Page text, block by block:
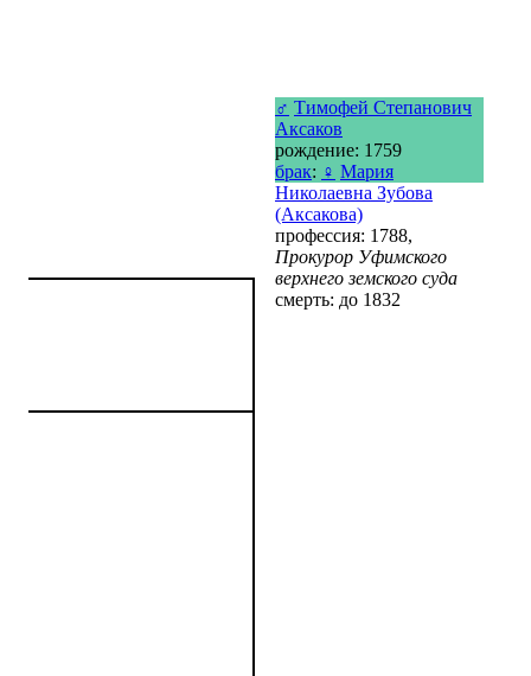
♂ Тимофей Степанович
Аксаков
рождение: 1759
брак: ♀ Мария
Николаевна Зубова
(Аксакова)
профессия: 1788,
Прокурор Уфимского
верхнего земского суда
смерть: до 1832